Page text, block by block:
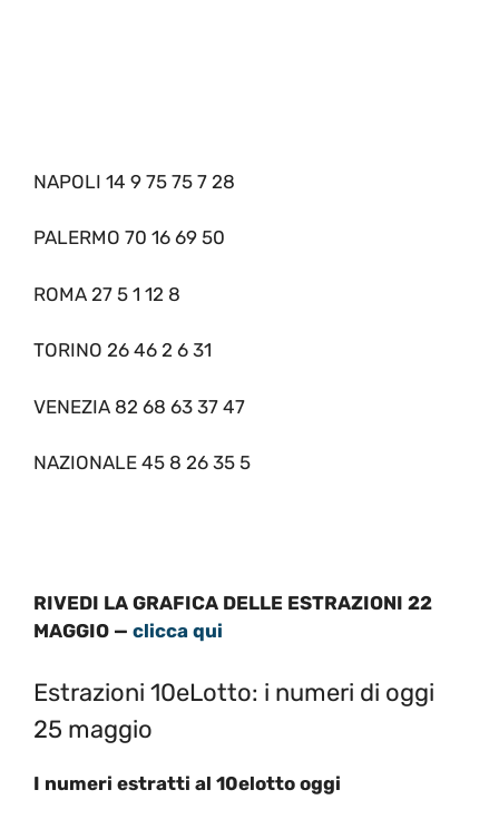
NAPOLI 14 9 75 75 7 28
PALERMO 70 16 69 50
ROMA 27 5 1 12 8
TORINO 26 46 2 6 31
VENEZIA 82 68 63 37 47
NAZIONALE 45 8 26 35 5
RIVEDI LA GRAFICA DELLE ESTRAZIONI 22
MAGGIO — clicca qui
Estrazioni 10eLotto: i numeri di oggi
25 maggio
I numeri estratti al 10elotto oggi